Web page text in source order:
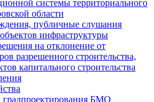
системы территориального
области
публичные слушания
инфраструктуры
на отклонение от
разрешенного строительства,
капитального строительства
БМО